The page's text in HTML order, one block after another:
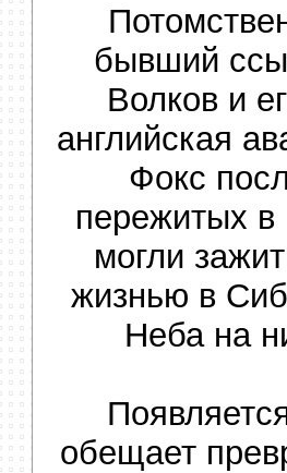
бывший
Волков и
английская
Фокс
пережитых
могли
жизнью в
Неба на
обещает